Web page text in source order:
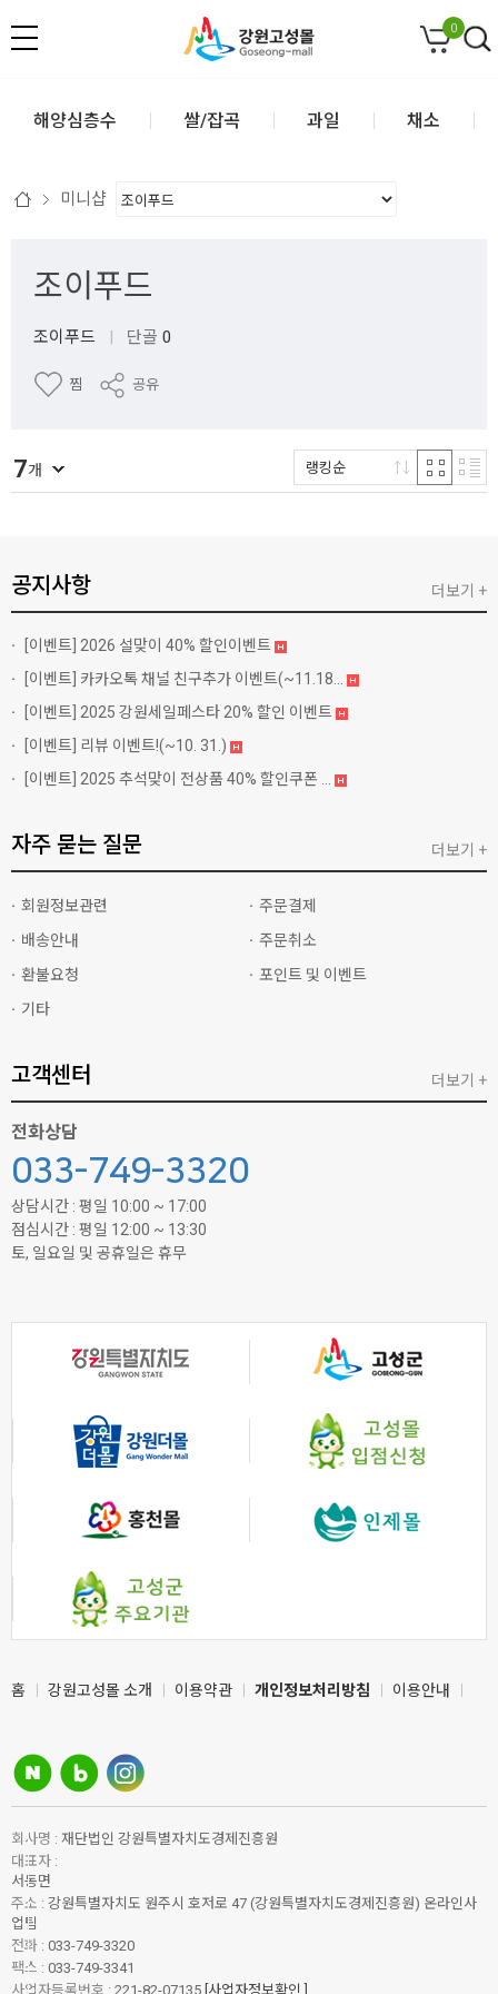
0
해양심층수 쌀/잡곡 과일 채소
미니샵
조이푸드
조이푸드 | 단골 0
찜 공유
7개 랭킹순
공지사항
[이벤트] 2026 설맞이 40% 할인이벤트
[이벤트] 카카오톡 채널 친구추가 이벤트(~11.18...
[이벤트] 2025 강원세일페스타 20% 할인 이벤트
[이벤트] 리뷰 이벤트!(~10. 31.)
[이벤트] 2025 추석맞이 전상품 40% 할인쿠폰 ...
더보기 +
자주 묻는 질문
회원정보관련
주문결제
배송안내
주문취소
환불요청
포인트 및 이벤트
기타
더보기 +
고객센터
전화상담
033-749-3320
상담시간 : 평일 10:00 ~ 17:00
점심시간 : 평일 12:00 ~ 13:30
토, 일요일 및 공휴일은 휴무
더보기 +
홈 강원고성몰 소개 이용약관 개인정보처리방침 이용안내
회사명 : 재단법인 강원특별자치도경제진흥원
대표자 :
서동면
주소 : 강원특별자치도 원주시 호저로 47 (강원특별자치도경제진흥원) 온라인사
업팀
전화 : 033-749-3320
팩스 : 033-749-3341
사업자등록번호 : 221-82-07135 [사업자정보확인 ]